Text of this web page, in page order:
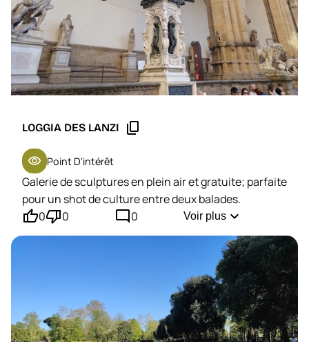
LOGGIA DES LANZI content_copy
visibility Point D'intérêt
Galerie de sculptures en plein air et gratuite; parfaite
pour un shot de culture entre deux balades.
thumb_up'0thumb_down'0 mode_comment0 Voir plus expand_more